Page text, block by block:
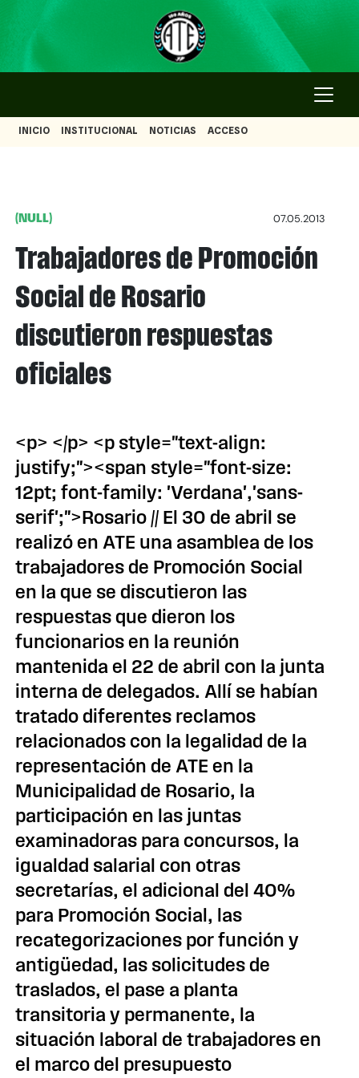
INICIO INSTITUCIONAL NOTICIAS ACCESO
(NULL) 07.05.2013
Trabajadores de Promoción
Social de Rosario
discutieron respuestas
oficiales
<p> </p> <p style="text-align:
justify;"><span style="font-size:
12pt; font-family: 'Verdana','sans-
serif';">Rosario // El 30 de abril se
realizó en ATE una asamblea de los
trabajadores de Promoción Social
en la que se discutieron las
respuestas que dieron los
funcionarios en la reunión
mantenida el 22 de abril con la junta
interna de delegados. Allí se habían
tratado diferentes reclamos
relacionados con la legalidad de la
representación de ATE en la
Municipalidad de Rosario, la
participación en las juntas
examinadoras para concursos, la
igualdad salarial con otras
secretarías, el adicional del 40%
para Promoción Social, las
recategorizaciones por función y
antigüedad, las solicitudes de
traslados, el pase a planta
transitoria y permanente, la
situación laboral de trabajadores en
el marco del presupuesto